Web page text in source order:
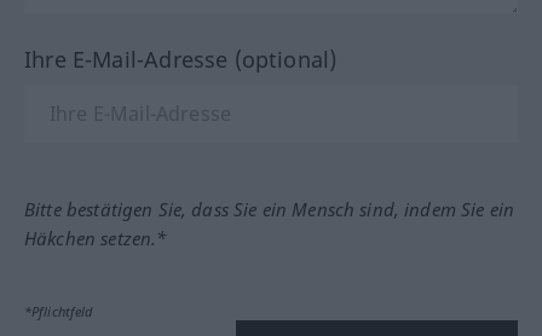
Ihre E-Mail-Adresse (optional)
Bitte bestätigen Sie, dass Sie ein Mensch sind, indem Sie ein
Häkchen setzen.*
*Pflichtfeld